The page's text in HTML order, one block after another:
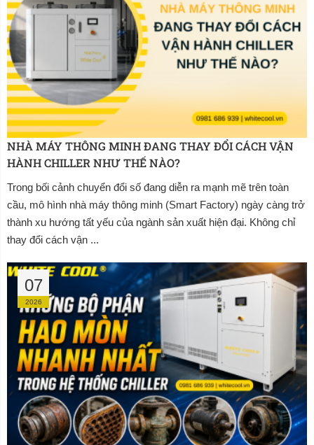
NHÀ MÁY THÔNG MINH ĐANG THAY ĐỔI CÁCH VẬN
HÀNH CHILLER NHƯ THẾ NÀO?
Trong bối cảnh chuyển đổi số đang diễn ra mạnh mẽ trên toàn
cầu, mô hình nhà máy thông minh (Smart Factory) ngày càng trở
thành xu hướng tất yếu của ngành sản xuất hiện đại. Không chỉ
thay đổi cách vận ...
07
2026